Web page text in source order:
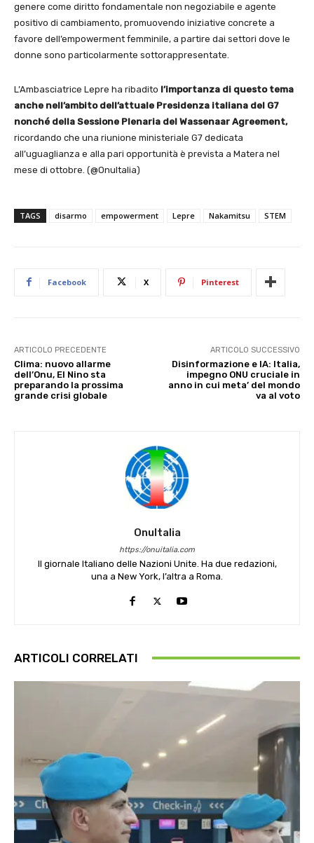
genere come diritto fondamentale non negoziabile e agente
positivo di cambiamento, promuovendo iniziative concrete a
favore dell’empowerment femminile, a partire dai settori dove le
donne sono particolarmente sottorappresentate.
L’Ambasciatrice Lepre ha ribadito l’importanza di questo tema
anche nell’ambito dell’attuale Presidenza italiana del G7
nonché della Sessione Plenaria del Wassenaar Agreement,
ricordando che una riunione ministeriale G7 dedicata
all’uguaglianza e alla pari opportunità è prevista a Matera nel
mese di ottobre. (@OnuItalia)
TAGS disarmo empowerment Lepre Nakamitsu STEM
Facebook X Pinterest
ARTICOLO PRECEDENTE
Clima: nuovo allarme
dell’Onu, El Nino sta
preparando la prossima
grande crisi globale
ARTICOLO SUCCESSIVO
Disinformazione e IA: Italia,
impegno ONU cruciale in
anno in cui meta’ del mondo
va al voto
OnuItalia
https://onuitalia.com
Il giornale Italiano delle Nazioni Unite. Ha due redazioni,
una a New York, l’altra a Roma.
ARTICOLI CORRELATI